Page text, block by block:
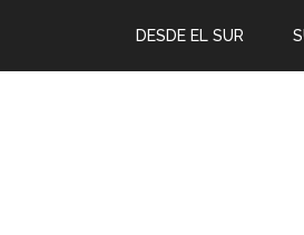
DESDE EL SUR